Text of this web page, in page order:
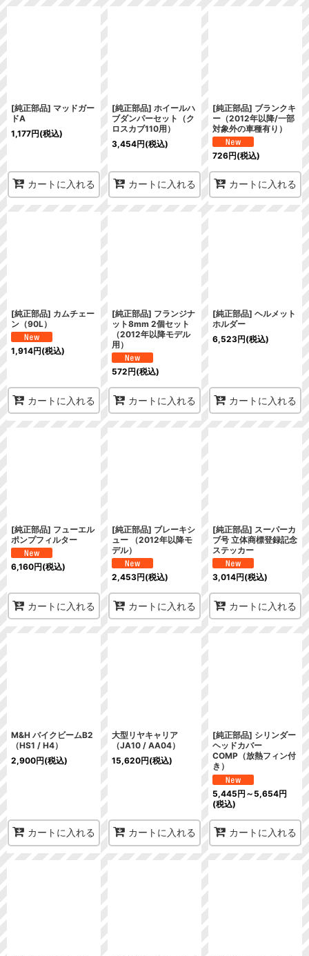
[純正部品] マッドガー
ドA
1,177円(税込)
カートに入れる
[純正部品] ホイールハ
ブダンパーセット（ク
ロスカブ110用）
3,454円(税込)
カートに入れる
[純正部品] ブランクキ
ー（2012年以降/一部
対象外の車種有り）
726円(税込)
カートに入れる
[純正部品] カムチェー
ン（90L）
1,914円(税込)
カートに入れる
[純正部品] フランジナ
ット8mm 2個セット
（2012年以降モデル
用）
572円(税込)
カートに入れる
[純正部品] ヘルメット
ホルダー
6,523円(税込)
カートに入れる
[純正部品] フューエル
ポンプフィルター
6,160円(税込)
カートに入れる
[純正部品] ブレーキシ
ュー （2012年以降モ
デル）
2,453円(税込)
カートに入れる
[純正部品] スーパーカ
ブ号 立体商標登録記念
ステッカー
3,014円(税込)
カートに入れる
M&H バイクビームB2
（HS1 / H4）
2,900円(税込)
カートに入れる
大型リヤキャリア
（JA10 / AA04）
15,620円(税込)
カートに入れる
[純正部品] シリンダー
ヘッドカバー
COMP（放熱フィン付
き）
5,445円 ～5,654円
(税込)
カートに入れる